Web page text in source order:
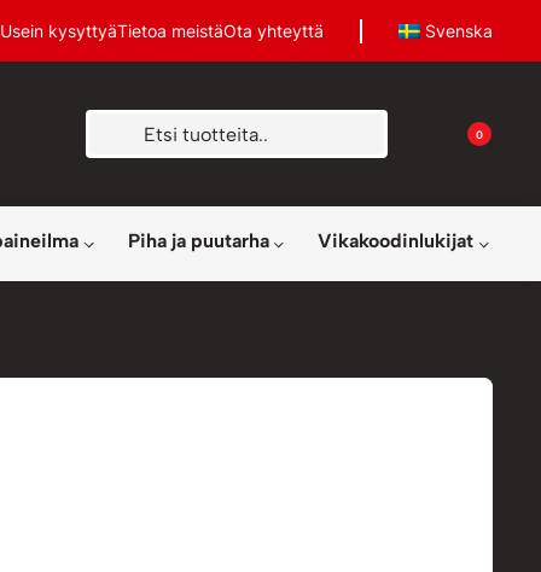
Usein kysyttyäTietoa meistäOta yhteyttä Svenska
0
Piha ja puutarha Vikakoodinlukijat